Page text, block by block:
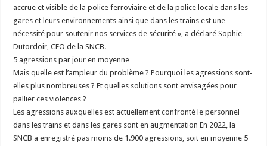
accrue et visible de la police ferroviaire et de la police locale dans les
gares et leurs environnements ainsi que dans les trains est une
nécessité pour soutenir nos services de sécurité », a déclaré Sophie
Dutordoir, CEO de la SNCB.
5 agressions par jour en moyenne
Mais quelle est l’ampleur du problème ? Pourquoi les agressions sont-
elles plus nombreuses ? Et quelles solutions sont envisagées pour
pallier ces violences ?
Les agressions auxquelles est actuellement confronté le personnel
dans les trains et dans les gares sont en augmentation En 2022, la
SNCB a enregistré pas moins de 1.900 agressions, soit en moyenne 5